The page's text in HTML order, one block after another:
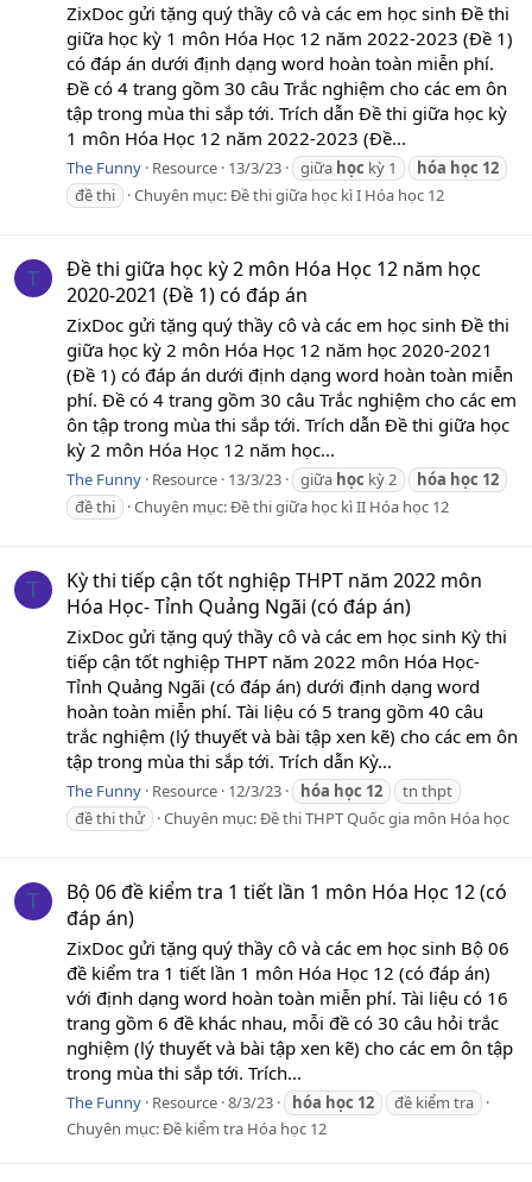
ZixDoc gửi tặng quý thầy cô và các em học sinh Đề thi
giữa học kỳ 1 môn Hóa Học 12 năm 2022-2023 (Đề 1)
có đáp án dưới định dạng word hoàn toàn miễn phí.
Đề có 4 trang gồm 30 câu Trắc nghiệm cho các em ôn
tập trong mùa thi sắp tới. Trích dẫn Đề thi giữa học kỳ
1 môn Hóa Học 12 năm 2022-2023 (Đề...
The Funny Resource 13/3/23 giữa học kỳ 1 hóa học 12
đề thi
Chuyên mục:Đề thi giữa học kì I Hóa học 12
T
Đề thi giữa học kỳ 2 môn Hóa Học 12 năm học
2020-2021 (Đề 1) có đáp án
ZixDoc gửi tặng quý thầy cô và các em học sinh Đề thi
giữa học kỳ 2 môn Hóa Học 12 năm học 2020-2021
(Đề 1) có đáp án dưới định dạng word hoàn toàn miễn
phí. Đề có 4 trang gồm 30 câu Trắc nghiệm cho các em
ôn tập trong mùa thi sắp tới. Trích dẫn Đề thi giữa học
kỳ 2 môn Hóa Học 12 năm học...
The Funny Resource 13/3/23 giữa học kỳ 2 hóa học 12
đề thi
Chuyên mục:Đề thi giữa học kì II Hóa học 12
T
Kỳ thi tiếp cận tốt nghiệp THPT năm 2022 môn
Hóa Học- Tỉnh Quảng Ngãi (có đáp án)
ZixDoc gửi tặng quý thầy cô và các em học sinh Kỳ thi
tiếp cận tốt nghiệp THPT năm 2022 môn Hóa Học-
Tỉnh Quảng Ngãi (có đáp án) dưới định dạng word
hoàn toàn miễn phí. Tài liệu có 5 trang gồm 40 câu
trắc nghiệm (lý thuyết và bài tập xen kẽ) cho các em ôn
tập trong mùa thi sắp tới. Trích dẫn Kỳ...
The Funny Resource 12/3/23 hóa học 12
tn thpt
đề thi thử
Chuyên mục:Đề thi THPT Quốc gia môn Hóa học
T
Bộ 06 đề kiểm tra 1 tiết lần 1 môn Hóa Học 12 (có
đáp án)
ZixDoc gửi tặng quý thầy cô và các em học sinh Bộ 06
đề kiểm tra 1 tiết lần 1 môn Hóa Học 12 (có đáp án)
với định dạng word hoàn toàn miễn phí. Tài liệu có 16
trang gồm 6 đề khác nhau, mỗi đề có 30 câu hỏi trắc
nghiệm (lý thuyết và bài tập xen kẽ) cho các em ôn tập
trong mùa thi sắp tới. Trích...
The Funny Resource 8/3/23 hóa học 12
đề kiểm tra
Chuyên mục:Đề kiểm tra Hóa học 12